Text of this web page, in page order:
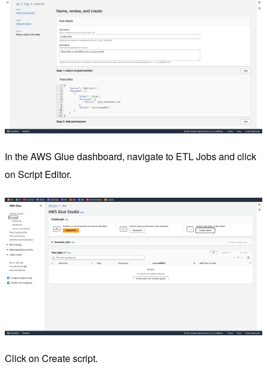
In the AWS Glue dashboard, navigate to ETL Jobs and click
on Script Editor.
Click on Create script.